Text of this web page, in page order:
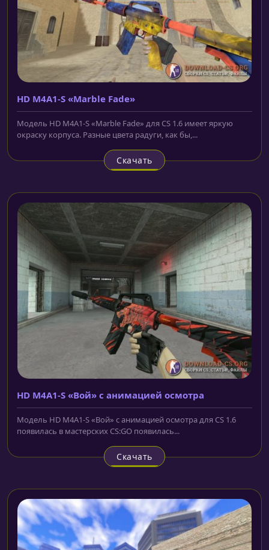
HD M4A1-S «Marble Fade»
Модель HD M4A1-S «Marble Fade» для CS 1.6 имеет яркую
окраску корпуса. Разные цвета радуги, как бы,...
Скачать
HD M4A1-S «Вой» с анимацией осмотра
Модель HD M4A1-S «Вой» с анимацией осмотра для CS 1.6
появилась в мастерских CS:GO появилась...
Скачать